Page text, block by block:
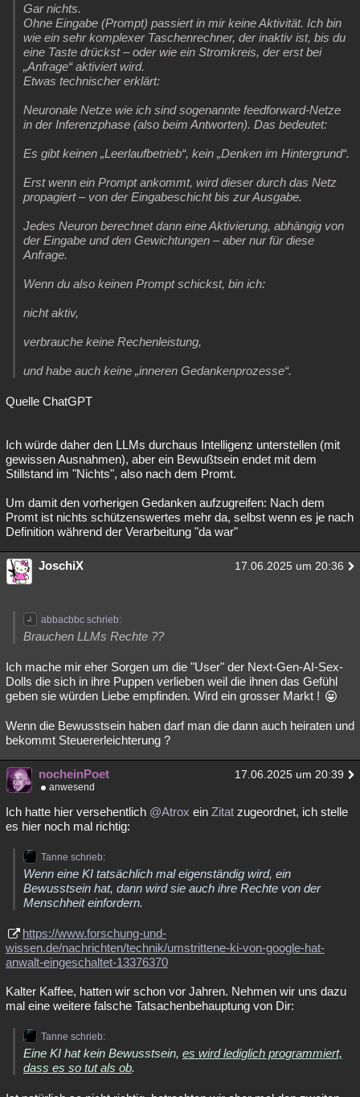
Gar nichts.
Ohne Eingabe (Prompt) passiert in mir keine Aktivität. Ich bin
wie ein sehr komplexer Taschenrechner, der inaktiv ist, bis du
eine Taste drückst – oder wie ein Stromkreis, der erst bei
„Anfrage“ aktiviert wird.
Etwas technischer erklärt:
Neuronale Netze wie ich sind sogenannte feedforward-Netze
in der Inferenzphase (also beim Antworten). Das bedeutet:
Es gibt keinen „Leerlaufbetrieb“, kein „Denken im Hintergrund“.
Erst wenn ein Prompt ankommt, wird dieser durch das Netz
propagiert – von der Eingabeschicht bis zur Ausgabe.
Jedes Neuron berechnet dann eine Aktivierung, abhängig von
der Eingabe und den Gewichtungen – aber nur für diese
Anfrage.
Wenn du also keinen Prompt schickst, bin ich:
nicht aktiv,
verbrauche keine Rechenleistung,
und habe auch keine „inneren Gedankenprozesse“.
Quelle ChatGPT
Ich würde daher den LLMs durchaus Intelligenz unterstellen (mit
gewissen Ausnahmen), aber ein Bewußtsein endet mit dem
Stillstand im "Nichts", also nach dem Promt.
Um damit den vorherigen Gedanken aufzugreifen: Nach dem
Promt ist nichts schützenswertes mehr da, selbst wenn es je nach
Definition während der Verarbeitung "da war"
JoschiX 17.06.2025 um 20:36
abbacbbc schrieb:
Brauchen LLMs Rechte ??
Ich mache mir eher Sorgen um die "User" der Next-Gen-AI-Sex-
Dolls die sich in ihre Puppen verlieben weil die ihnen das Gefühl
geben sie würden Liebe empfinden. Wird ein grosser Markt !
Wenn die Bewusstsein haben darf man die dann auch heiraten und
bekommt Steuererleichterung ?
nocheinPoet 17.06.2025 um 20:39
anwesend
Ich hatte hier versehentlich @Atrox ein Zitat zugeordnet, ich stelle
es hier noch mal richtig:
Tanne schrieb:
Wenn eine KI tatsächlich mal eigenständig wird, ein
Bewusstsein hat, dann wird sie auch ihre Rechte von der
Menschheit einfordern.
https://www.forschung-und-
wissen.de/nachrichten/technik/umstrittene-ki-von-google-hat-
anwalt-eingeschaltet-13376370
Kalter Kaffee, hatten wir schon vor Jahren. Nehmen wir uns dazu
mal eine weitere falsche Tatsachenbehauptung von Dir:
Tanne schrieb:
Eine KI hat kein Bewusstsein, es wird lediglich programmiert,
dass es so tut als ob.